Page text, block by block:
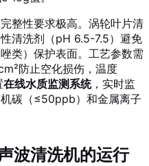
整性要求极高。涡轮叶片清
性清洗剂（pH 6.5-7.5）避免
类）保护表面。工艺参数需
防止空化损伤，温度
在线水质监测系统，实时监
碳（≤50ppb）和金属离子
波清洗机的运行